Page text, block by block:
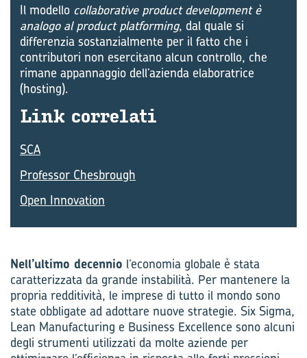
Il modello collaborative product development è
analogo al product platforming, dal quale si
differenzia sostanzialmente per il fatto che i
contributori non esercitano alcun controllo, che
rimane appannaggio dell’azienda elaboratrice
(hosting).
Link cor­re­la­ti
SCA
Professor Chesbrough
Open Innovation
Nell’ultimo decennio l’economia globale è stata
caratterizzata da grande instabilità. Per mantenere la
propria redditività, le imprese di tutto il mondo sono
state obbligate ad adottare nuove strategie. Six Sigma,
Lean Manufacturing e Business Excellence sono alcuni
degli strumenti utilizzati da molte aziende per